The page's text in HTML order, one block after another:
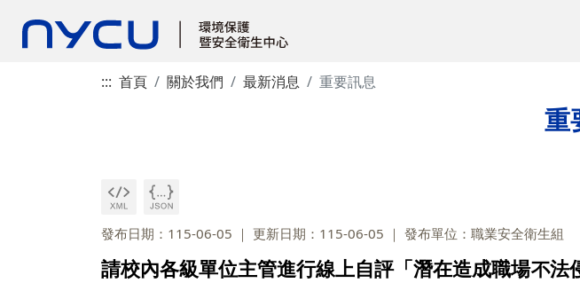
::: 首頁 關於我們 最新消息 重要訊息
重
發布日期：115-06-05 更新日期：115-06-05 發布單位：職業安全衛生組
請校內各級單位主管進行線上自評「潛在造成職場不法